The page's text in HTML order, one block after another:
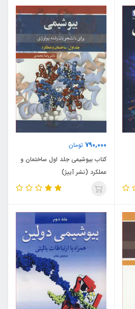
790,000 تومان
کتاب بیوشیمی جلد اول ساختمان و
عملکرد (نشر آییژ)